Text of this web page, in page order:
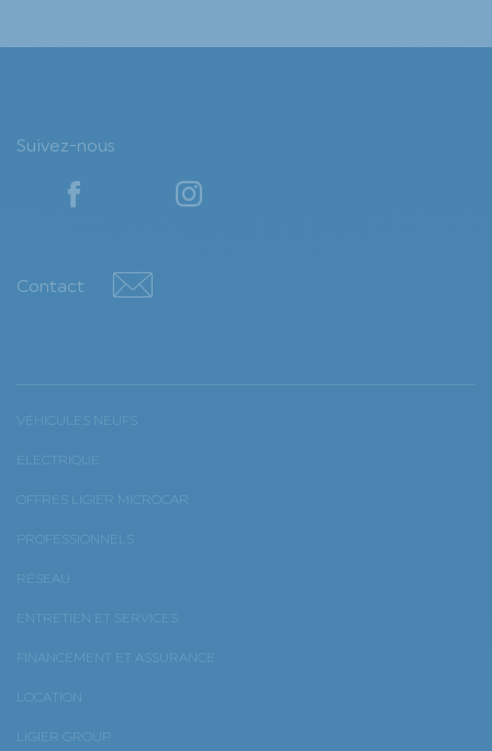
Suivez-nous
YouTube YouTube
Contact
VÉHICULES NEUFS
ÉLECTRIQUE
OFFRES LIGIER MICROCAR
PROFESSIONNELS
RÉSEAU
ENTRETIEN ET SERVICES
FINANCEMENT ET ASSURANCE
LOCATION
LIGIER GROUP